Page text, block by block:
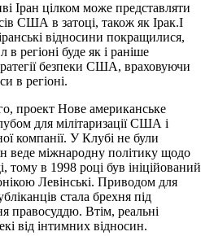
Іран цілком може представляти
США в затоці, також як Ірак.І
відносини покращилися,
регіоні буде як і раніше
безпеки США, враховуючи
в регіоні.
проект Нове американське
для мілітаризації США і
компанії. У Клубі не були
веде міжнародну політику щодо
тому в 1998 році був ініційований
Левінські. Приводом для
стала брехня під
правосуддю. Втім, реальні
від інтимних відносин.